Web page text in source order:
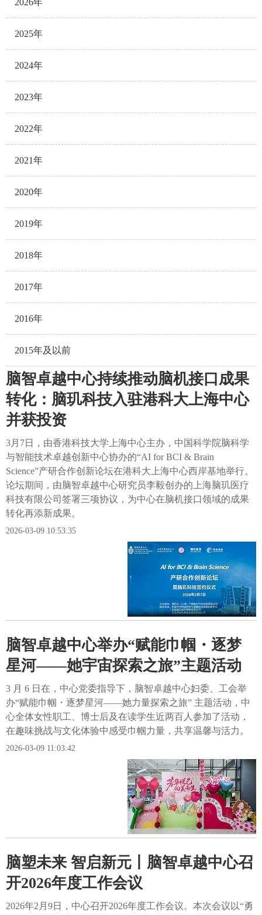
2026年
2025年
2024年
2023年
2022年
2021年
2020年
2019年
2018年
2017年
2016年
2015年及以前
脑智卓越中心持续推动脑机接口成果
转化：脑玑科技入驻港科大上海中心
并获投资
3月7日，由香港科技大学上海中心主办，中国科学院脑科学
与智能技术卓越创新中心协办的“AI for BCI & Brain
Science”产研合作创新论坛在港科大上海中心西岸基地举行。
论坛期间，由脑智卓越中心研究员李毅创办的上海脑玑医疗
科技有限公司签署三项协议，为中心在脑机接口领域的成果
转化再添新成果。
2026-03-09 10:53:35
脑智卓越中心举办“赋能巾帼・逐梦
星河——她宇宙探索之旅”主题活动
3 月 6 日在，中心党委指导下，脑智卓越中心妇委、工会举
办“赋能巾帼・逐梦星河——她力量探索之旅” 主题活动，中
心全体女性职工、博士后及在读学生近两百人参加了活动，
在趣味挑战与文化体验中感受巾帼力量，共享温馨与活力。
2026-03-09 11:03:42
脑塑未来 智启新元丨脑智卓越中心召
开2026年度工作会议
​2026年2月9日，中心召开2026年度工作会议。本次会议以“勇